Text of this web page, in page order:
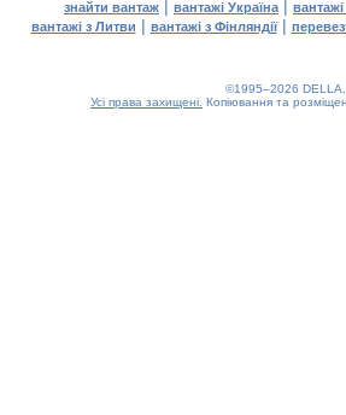
знайти вантаж | вантажі Україна |
вантажі з Литви | вантажі з Фінляндії|
©1995–2026
Усі права захищені. Копіювання та